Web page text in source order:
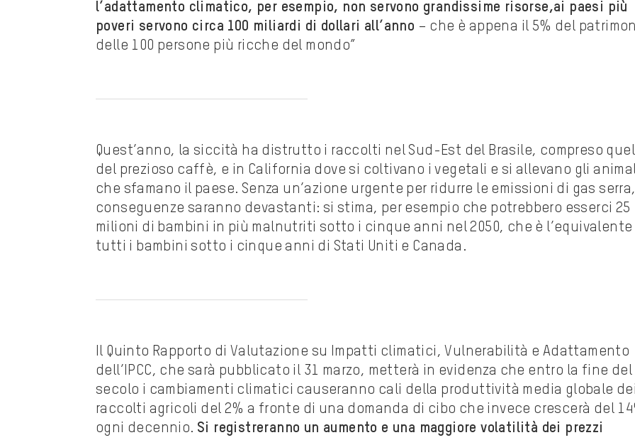
l’adattamento climatico, per esempio, non servono grandissime risorse,ai paesi più
poveri servono circa 100 miliardi di dollari all’anno – che è appena il 5% del
delle 100 persone più ricche del mondo”
Quest’anno, la siccità ha distrutto i raccolti nel Sud-Est del Brasile, compreso
del prezioso caffè, e in California dove si coltivano i vegetali e si allevano gli
che sfamano il paese. Senza un’azione urgente per ridurre le emissioni di gas
conseguenze saranno devastanti: si stima, per esempio che potrebbero esserci 25
milioni di bambini in più malnutriti sotto i cinque anni nel 2050, che è l’equivalente
tutti i bambini sotto i cinque anni di Stati Uniti e Canada.
Il Quinto Rapporto di Valutazione su Impatti climatici, Vulnerabilità e Adattamento
dell’IPCC, che sarà pubblicato il 31 marzo, metterà in evidenza che entro la fine del
secolo i cambiamenti climatici causeranno cali della produttività media globale dei
raccolti agricoli del 2% a fronte di una domanda di cibo che invece crescerà del
ogni decennio. Si registreranno un aumento e una maggiore volatilità dei prezzi